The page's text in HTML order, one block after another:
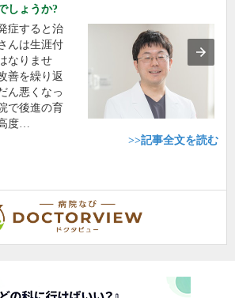
しょうか?
症すると治
んは生涯付
なりませ
善を繰り返
ん悪くなっ
で後進の育
度…
>>記事全文を読む